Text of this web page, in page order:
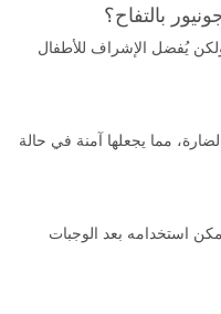
بالتفاح؟
عمر 2-11 سنوات، ولكن يُفضل الإشراف للأطفال
مما يجعلها آمنة في حالة
استخدامه بعد الوجبات